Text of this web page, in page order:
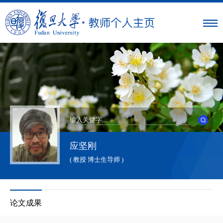
应坚刚
( 教授 博士生导师 )
论文成果